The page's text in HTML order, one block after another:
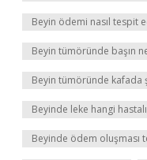
Beyin ödemi nasıl tespit
Beyin tümöründe başın
Beyin tümöründe kafada
Beyinde leke hangi
Beyinde ödem oluşması